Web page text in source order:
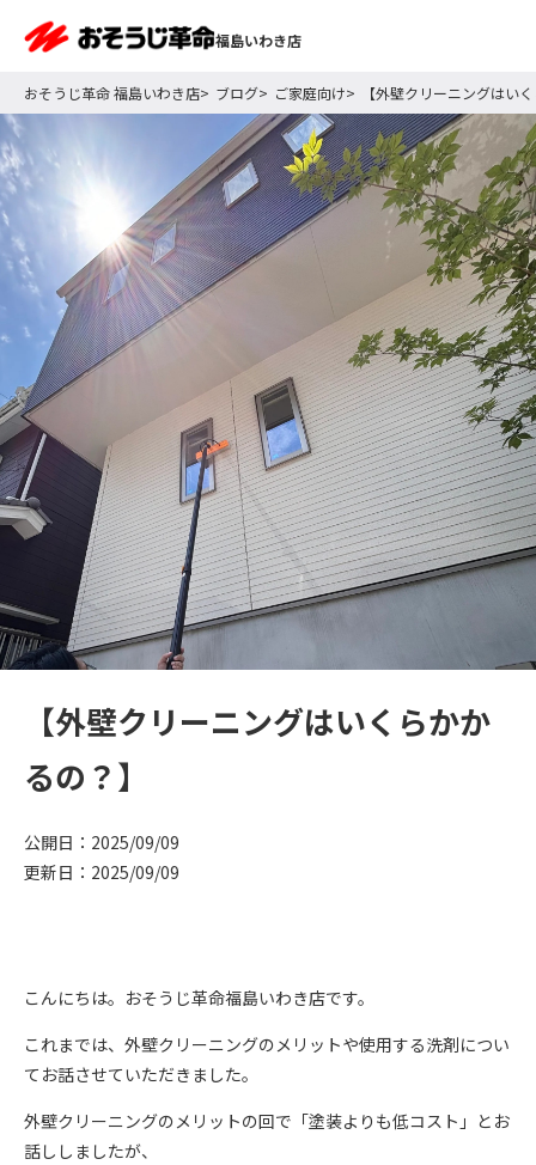
福島いわき店
おそうじ革命 福島いわき店 ブログ ご家庭向け 【外壁クリーニングはい
【外壁クリーニングはいくらかか
るの？】
公開日：2025/09/09
更新日：2025/09/09
こんにちは。おそうじ革命福島いわき店です。
これまでは、外壁クリーニングのメリットや使用する洗剤につい
てお話させていただきました。
外壁クリーニングのメリットの回で「塗装よりも低コスト」とお
話ししましたが、